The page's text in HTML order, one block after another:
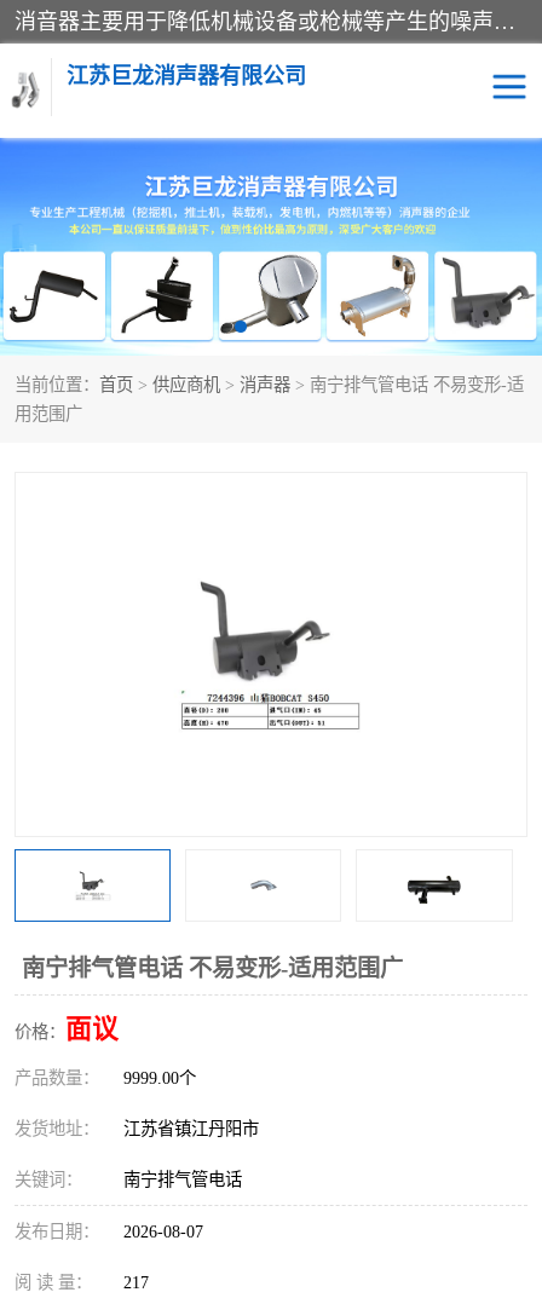
消音器主要用于降低机械设备或枪械等产生的噪声。它通过阻尼或增加排气面积来降低排气速度和功率，从而降低噪声。常见的消音器类型包括阻性消声器、抗性消声器、共振消声器以及阻抗复合式消声器等。这些消音器各有特点，适用于不同频率的噪声消除。
江苏巨龙消声器有限公司
当前位置： 首页 > 供应商机 > 消声器 > 南宁排气管电话 不易变形-适
用范围广
南宁排气管电话 不易变形-适用范围广
价格： 面议
产品数量： 9999.00个
发货地址： 江苏省镇江丹阳市
关键词： 南宁排气管电话
发布日期： 2026-08-07
阅 读 量： 217
消声器